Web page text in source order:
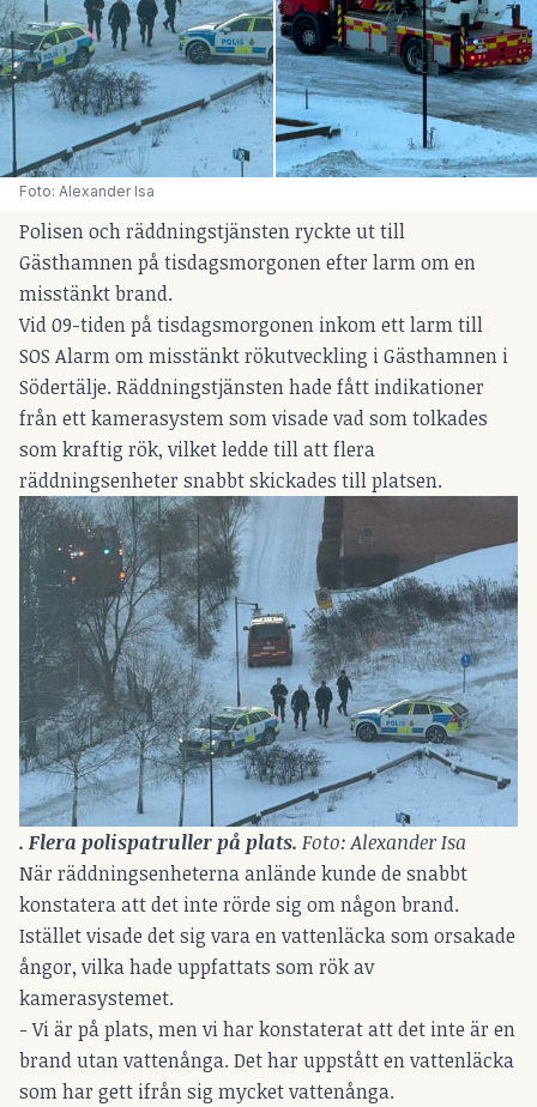
Foto: Alexander Isa
Polisen och räddningstjänsten ryckte ut till
Gästhamnen på tisdagsmorgonen efter larm om en
misstänkt brand.
Vid 09-tiden på tisdagsmorgonen inkom ett larm till
SOS Alarm om misstänkt rökutveckling i Gästhamnen i
Södertälje. Räddningstjänsten hade fått indikationer
från ett kamerasystem som visade vad som tolkades
som kraftig rök, vilket ledde till att flera
räddningsenheter snabbt skickades till platsen.
. Flera polispatruller på plats. Foto: Alexander Isa
När räddningsenheterna anlände kunde de snabbt
konstatera att det inte rörde sig om någon brand.
Istället visade det sig vara en vattenläcka som orsakade
ångor, vilka hade uppfattats som rök av
kamerasystemet.
- Vi är på plats, men vi har konstaterat att det inte är en
brand utan vattenånga. Det har uppstått en vattenläcka
som har gett ifrån sig mycket vattenånga.